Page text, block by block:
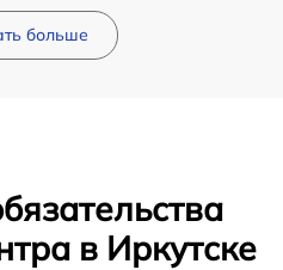
больше
в Иркутске